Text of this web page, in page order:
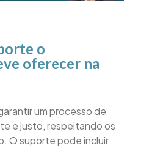
o
oferecer na
um processo de
e justo, respeitando os
O suporte pode incluir